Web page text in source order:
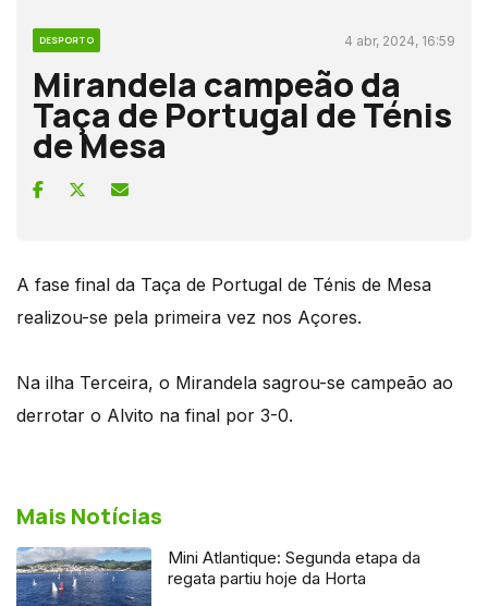
DESPORTO 4 abr, 2024, 16:59
Mirandela campeão da
Taça de Portugal de Ténis
de Mesa
A fase final da Taça de Portugal de Ténis de Mesa
realizou-se pela primeira vez nos Açores.
Na ilha Terceira, o Mirandela sagrou-se campeão ao
derrotar o Alvito na final por 3-0.
Mais Notícias
Mini Atlantique: Segunda etapa da
regata partiu hoje da Horta